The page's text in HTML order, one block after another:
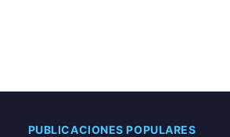
PUBLICACIONES POPULARES